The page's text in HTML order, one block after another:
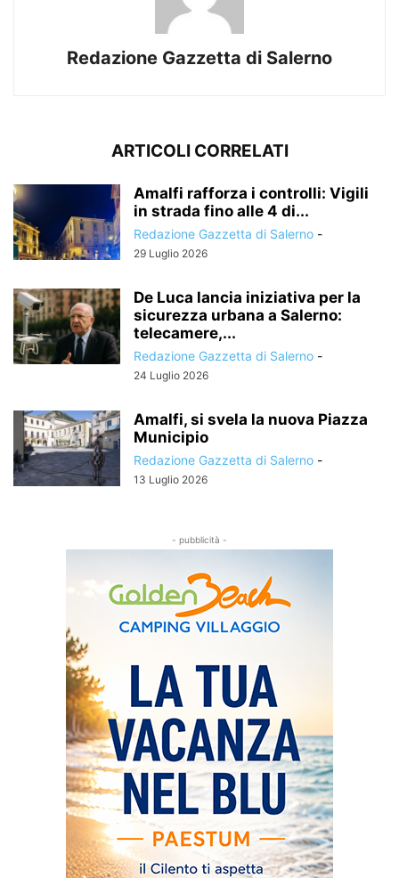
Redazione Gazzetta di Salerno
ARTICOLI CORRELATI
Amalfi rafforza i controlli: Vigili
in strada fino alle 4 di...
Redazione Gazzetta di Salerno -
29 Luglio 2026
De Luca lancia iniziativa per la
sicurezza urbana a Salerno:
telecamere,...
Redazione Gazzetta di Salerno -
24 Luglio 2026
Amalfi, si svela la nuova Piazza
Municipio
Redazione Gazzetta di Salerno -
13 Luglio 2026
- pubblicità -